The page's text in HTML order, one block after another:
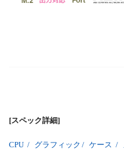
[スペック詳細]
CPU / グラフィック / ケース /